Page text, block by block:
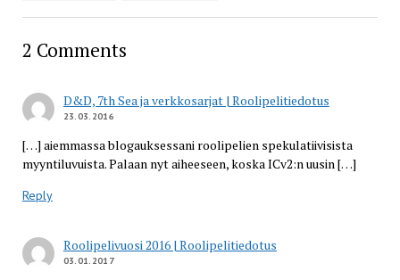
2 Comments
D&D, 7th Sea ja verkkosarjat | Roolipelitiedotus
23.03.2016
[…] aiemmassa blogauksessani roolipelien spekulatiivisista
myyntiluvuista. Palaan nyt aiheeseen, koska ICv2:n uusin […]
Reply
Roolipelivuosi 2016 | Roolipelitiedotus
03.01.2017